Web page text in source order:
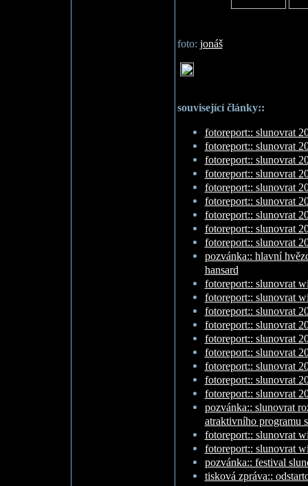
foto: jonáš
související články::
fotoreport:: slunovrat
fotoreport:: slunovrat
fotoreport:: slunovrat
fotoreport:: slunovrat
fotoreport:: slunovrat
fotoreport:: slunovrat
fotoreport:: slunovrat
fotoreport:: slunovrat
fotoreport:: slunovrat
pozvánka:: hlavní
hansard
fotoreport:: slunovrat
fotoreport:: slunovrat
fotoreport:: slunovrat
fotoreport:: slunovrat
fotoreport:: slunovrat
fotoreport:: slunovrat
fotoreport:: slunovrat
fotoreport:: slunovrat
fotoreport:: slunovrat
pozvánka:: slunovrat
atraktivního programu
fotoreport:: slunovrat
fotoreport:: slunovrat
pozvánka:: festival
tisková zpráva::